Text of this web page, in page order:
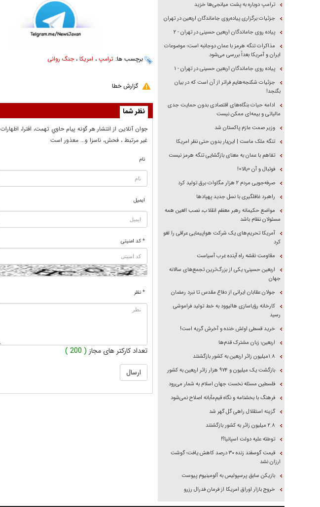
برچسب ها: ترامپ، امریکا،جنگ روانی
گزارش خطا
نظر شما
جوان آنلاين از انتشار هر گونه پيام حاوي تهمت، افترا، اظهارات
غير مرتبط ، فحش، ناسزا و... معذور است
نام
ایمیل
* کد امنیتی
* نظر
تعداد کارکتر های مجاز ( 200 )
ترامپ دوباره به پشت میانجی‌ها خزید
جزئیات برگزاری پیاده‌روی جاماندگان اربعین در تهران
پیاده روی جاماندگان اربعین حسینی در تهران - ۲
مذاکرات تنگه هرمز با عمان دوجانبه است؛ موضوعات
ایران و آمریکا بعداً بررسی می‌شود
پیاده روی جاماندگان اربعین حسینی در تهران - ۱
جزئیات شکنجه‌هایم فراتر از آن است که در بیان
بگنجد!
ادامه حیات بنگاه‌های اقتصادی بدون حمایت جدی
مالیاتی و بیمه‌ای ممکن نیست
وزیر صمت عازم پاکستان شد
تنگه ملک ماست | این‌بار بدون حتی نظر امریکا
تفاهم با عمان به معنای بازگشایی تنگه هرمز نیست
فوتبال و آن «بالا»!
صرفه‌جویی مردم ۲ هزار مگاوات برق تولید کرد
راهبرد غافلگیری با نسل جدید پهپاد‌ها
مواضع حکیمانه رهبر معظم انقلاب، نصب العین همه
مسئولان نظام باشد
آمریکا تحریم‌های یک شرکت هواپیمایی عراقی را لغو
کرد
مقاومت نقشه راه آینده غرب آسیاست
اربعین حسینی؛ یکی از بزرگ‌ترین تجمع‌های سالانه
جهان
جولان عقابان ایرانی از دفاع مقدس تا نبرد رمضان
کارخانه رؤیاسازی هالیوود به خط تولید فراموشی
رسید
خرید قسطی اولش خنده و آخرش گریه است!
اربعین؛ زبان مشترک قدم‌ها
۱.۸میلیون زائر اربعین به کشور بازگشتند
بازگشت یک میلیون و ۹۷۴ هزار زائر اربعین به کشور
فلسطین مسئله نخست جهان اسلام به شمار می‌رود
فرهنگ با بخشنامه و نگاه قیم‌مآبانه اصلاح نمی‌شود
گزینه استقلال راهی گل گهر شد
۲.۸ میلیون زائر به کشور بازگشتند
توطئه علیه دولت اسپانیا؟!
قیمت گوسفند زنده ۳۰ درصد کاهش یافت؛ گوشت
ارزان نشد
بازیکن سابق پرسپولیس به آلومینیوم پیوست
خروج بازار اوراق امریکا از فرمان فدرال رزرو